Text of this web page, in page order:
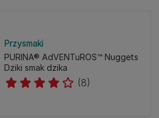
Przysmaki
PURINA® AdVENTuROS™ Nuggets
Dziki smak dzika
(8)